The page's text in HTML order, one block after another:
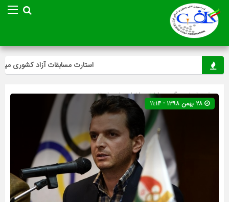
استارت مسابقات آزاد کشوری
صفحه اصلی» گروه »اخبار»اخبار ویژه»اسلایدر